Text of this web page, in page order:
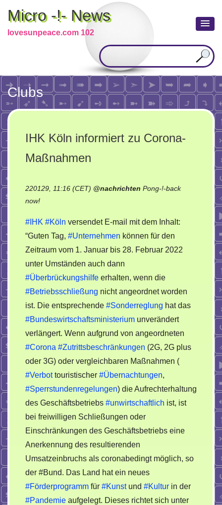
Micro -!- News
lovesunpeace.com 102
Clubs
IHK Köln informiert zu Corona-
Maßnahmen
220129, 11:16 (CET) @nachrichten Pong-!-back
now!on
Köln
informiert
zu
Corona-
Maßnahmen
#IHK #Köln versendet E-mail mit dem Inhalt:
“Guten Tag, #Unternehmen können für den
Zeitraum vom 1. Januar bis 28. Februar 2022
unter Umständen auch dann
#Überbrückungshilfe erhalten, wenn die
#Betriebsschließung nicht angeordnet worden
ist. Die entsprechende #Sonderreglung hat das
#Bundeswirtschaftsministerium unverändert
verlängert. Wenn aufgrund von angeordneten
#Corona #Zutrittsbeschränkungen (2G, 2G plus
oder 3G) oder vergleichbaren Maßnahmen (
#Verbottouristischer #Übernachtungen,
#Sperrstundenregelungen) die Aufrechterhaltung
des Geschäftsbetriebs #unwirtschaftlich ist, ist
bei freiwilligen Schließungen oder
Einschränkungen des Geschäftsbetriebs eine
Anerkennung des resultierenden
Umsatzeinbruchs als coronabedingt möglich, so
der #Bund. Das Land hat ein neues
#Förderprogramm für #Kunstund #Kultur in der
#Pandemie aufgelegt. Dieses richtet sich unter